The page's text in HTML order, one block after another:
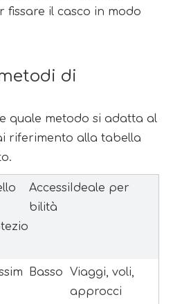
il casco in modo
di
quale metodo si adatta al
riferimento alla tabella
Accessi
bilità
Ideale per
Basso
Viaggi, voli,
approcci